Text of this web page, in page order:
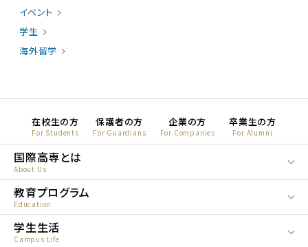
イベント
学生
海外留学
For Students
在校生の方
For Guardians
保護者の方
For Companies
企業の方
For Alumni
卒業生の方
About Us
国際高専とは
Education
教育プログラム
Campus Life
学生生活